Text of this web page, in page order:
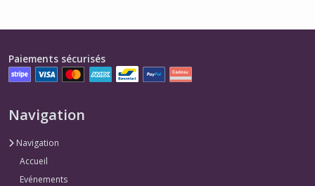
Paiements sécurisés
Navigation
Navigation
Accueil
Evénements